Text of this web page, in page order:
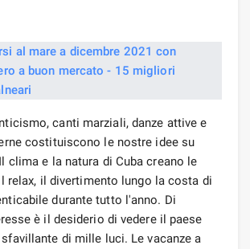
nticismo, canti marziali, danze attive e
costituiscono le nostre idee su
clima e la natura di Cuba creano le
relax, il divertimento lungo la costa di
durante tutto l'anno. Di
è il desiderio di vedere il paese
sfavillante di mille luci. Le vacanze a